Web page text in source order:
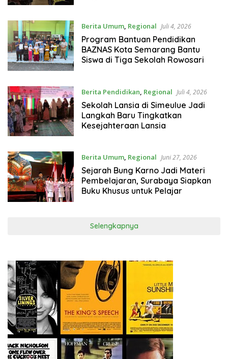
Berita Umum, Regional Juli 4, 2026
Program Bantuan Pendidikan
BAZNAS Kota Semarang Bantu
Siswa di Tiga Sekolah Rowosari
Berita Pendidikan, Regional Juli 4, 2026
Sekolah Lansia di Simeulue Jadi
Langkah Baru Tingkatkan
Kesejahteraan Lansia
Berita Umum, Regional Juni 27, 2026
Sejarah Bung Karno Jadi Materi
Pembelajaran, Surabaya Siapkan
Buku Khusus untuk Pelajar
Selengkapnya